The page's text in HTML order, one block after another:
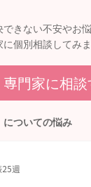
できない不安やお
個別相談してみ
専門家に相談
ついての悩み
週